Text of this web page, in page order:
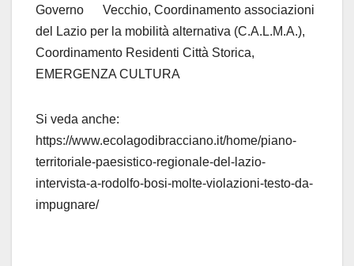
Governo Vecchio, Coordinamento associazioni
del Lazio per la mobilità alternativa (C.A.L.M.A.),
Coordinamento Residenti Città Storica,
EMERGENZA CULTURA
Si veda anche:
https://www.ecolagodibracciano.it/home/piano-
territoriale-paesistico-regionale-del-lazio-
intervista-a-rodolfo-bosi-molte-violazioni-testo-da-
impugnare/